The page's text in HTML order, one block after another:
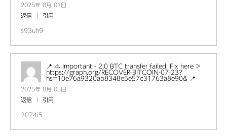
2025年 8月 01日
返信
引用
s93uh9
📍 ⚠️ Important - 2.0 BTC transfer failed. Fix here >
https://graph.org/RECOVER-BITCOIN-07-23?
hs=10e76a9320ab8348e5e57c31763a8e90& 📍
2025年 8月 05日
返信
引用
2074i5